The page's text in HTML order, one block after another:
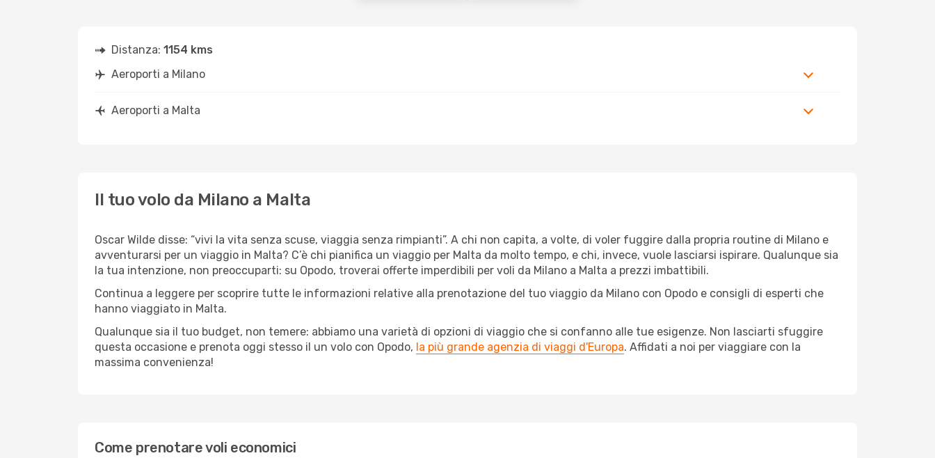
Distanza: 1154 kms
Aeroporti a Milano
Aeroporti a Malta
Il tuo volo da Milano a Malta
Oscar Wilde disse: “vivi la vita senza scuse, viaggia senza rimpianti”. A chi non capita, a volte, di voler fuggire dalla propria routine di Milano e
avventurarsi per un viaggio in Malta? C’è chi pianifica un viaggio per Malta da molto tempo, e chi, invece, vuole lasciarsi ispirare. Qualunque sia
la tua intenzione, non preoccuparti: su Opodo, troverai offerte imperdibili per voli da Milano a Malta a prezzi imbattibili.
Continua a leggere per scoprire tutte le informazioni relative alla prenotazione del tuo viaggio da Milano con Opodo e consigli di esperti che
hanno viaggiato in Malta.
Qualunque sia il tuo budget, non temere: abbiamo una varietà di opzioni di viaggio che si confanno alle tue esigenze. Non lasciarti sfuggire
questa occasione e prenota oggi stesso il un volo con Opodo, la più grande agenzia di viaggi d'Europa. Affidati a noi per viaggiare con la
massima convenienza!
Come prenotare voli economici